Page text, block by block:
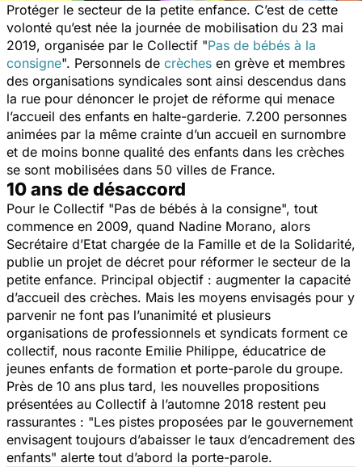
Protéger le secteur de la petite enfance. C’est de cette
volonté qu’est née la journée de mobilisation du 23 mai
2019, organisée par le Collectif "Pas de bébés à la
consigne". Personnels de crèches en grève et membres
des organisations syndicales sont ainsi descendus dans
la rue pour dénoncer le projet de réforme qui menace
l’accueil des enfants en halte-garderie. 7.200 personnes
animées par la même crainte d’un accueil en surnombre
et de moins bonne qualité des enfants dans les crèches
se sont mobilisées dans 50 villes de France.
10 ans de désaccord
Pour le Collectif "Pas de bébés à la consigne", tout
commence en 2009, quand Nadine Morano, alors
Secrétaire d’Etat chargée de la Famille et de la Solidarité,
publie un projet de décret pour réformer le secteur de la
petite enfance. Principal objectif : augmenter la capacité
d’accueil des crèches. Mais les moyens envisagés pour y
parvenir ne font pas l’unanimité et plusieurs
organisations de professionnels et syndicats forment ce
collectif, nous raconte Emilie Philippe, éducatrice de
jeunes enfants de formation et porte-parole du groupe.
Près de 10 ans plus tard, les nouvelles propositions
présentées au Collectif à l’automne 2018 restent peu
rassurantes : "Les pistes proposées par le gouvernement
envisagent toujours d’abaisser le taux d’encadrement des
enfants" alerte tout d’abord la porte-parole.